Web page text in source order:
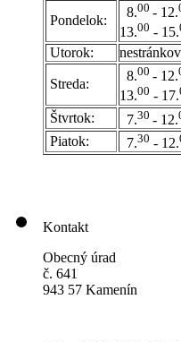
Pondelok:
8.00 - 12.
13.00 - 15.
Utorok:
Streda:
8.00 - 12.
13.00 - 17.
Štvrtok: 7.30 - 12.
Piatok: 7.30 - 12.
Kontakt
Obecný úrad
č. 641
943 57 Kamenín